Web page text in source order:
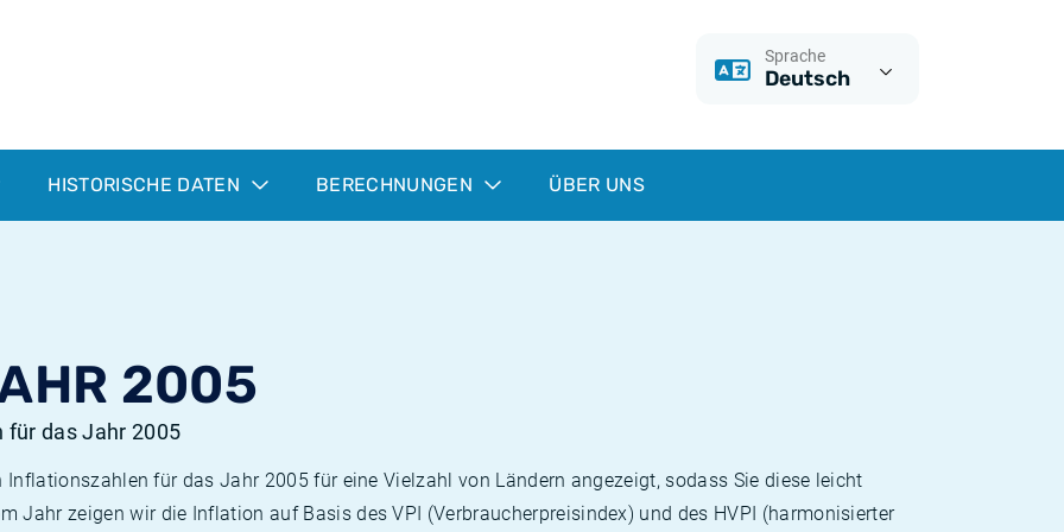
Sprache
Deutsch
HISTORISCHE DATEN BERECHNUNGEN ÜBER UNS
2005
das Jahr 2005
für das Jahr 2005 für eine Vielzahl von Ländern angezeigt, sodass Sie diese leicht
Jahr zeigen wir die Inflation auf Basis des VPI (Verbraucherpreisindex) und des HVPI (harmonisierter